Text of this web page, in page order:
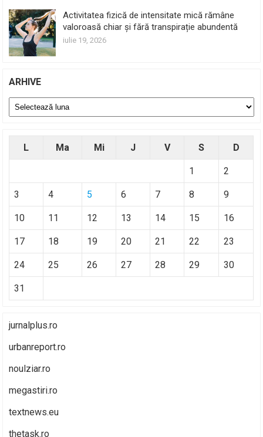
Activitatea fizică de intensitate mică rămâne
valoroasă chiar și fără transpirație abundentă
iulie 19, 2026
ARHIVE
Arhive
L Ma Mi J V S D
1 2
3 4 5 6 7 8 9
10 11 12 13 14 15 16
17 18 19 20 21 22 23
24 25 26 27 28 29 30
31
jurnalplus.ro
urbanreport.ro
noulziar.ro
megastiri.ro
textnews.eu
thetask.ro